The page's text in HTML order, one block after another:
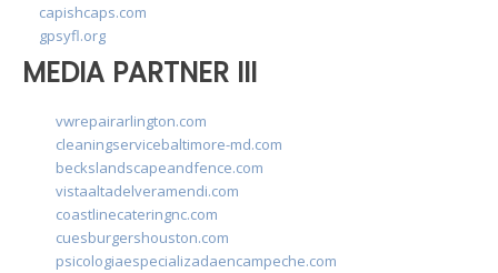
capishcaps.com
gpsyfl.org
MEDIA PARTNER III
vwrepairarlington.com
cleaningservicebaltimore-md.com
beckslandscapeandfence.com
vistaaltadelveramendi.com
coastlinecateringnc.com
cuesburgershouston.com
psicologiaespecializadaencampeche.com